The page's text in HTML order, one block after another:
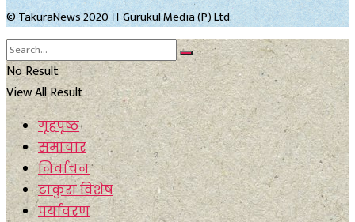
© TakuraNews 2020 ।। Gurukul Media (P) Ltd.
No Result
View All Result
गृहपृष्ठ
समाचार
निर्वाचन
टाकुरा विशेष
पर्यावरण